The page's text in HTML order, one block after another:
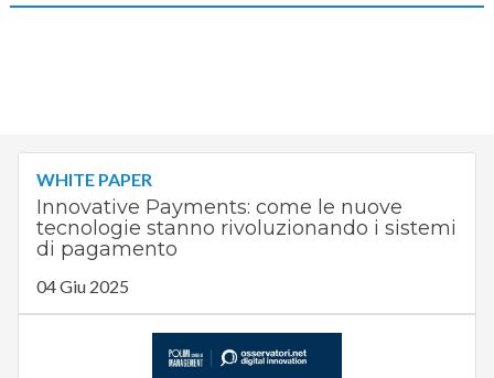
WHITE PAPER
Innovative Payments: come le nuove
tecnologie stanno rivoluzionando i sistemi
di pagamento
04 Giu 2025